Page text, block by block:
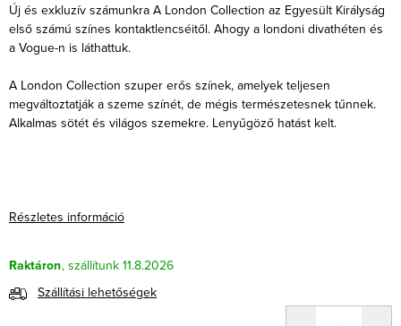
Új és exkluzív számunkra A London Collection az Egyesült Királyság
első számú színes kontaktlencséitől. Ahogy a londoni divathéten és
a Vogue-n is láthattuk.
A London Collection szuper erős színek, amelyek teljesen
megváltoztatják a szeme színét, de mégis természetesnek tűnnek.
Alkalmas sötét és világos szemekre. Lenyűgöző hatást kelt.
Részletes információ
Raktáron
11.8.2026
Szállítási lehetőségek